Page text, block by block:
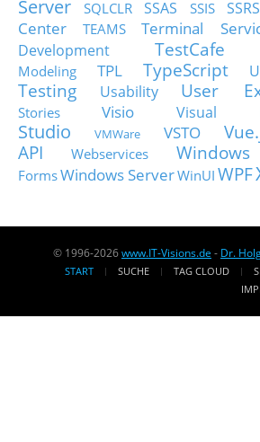
Server
SQLCLR SSAS SSIS SSRS
Center
TEAMS Terminal
Development
TestCafe
Modeling
TPL TypeScript
Testing
Usability User
Stories
Visio Visual
Studio
VMWare VSTO
API
Webservices
FormsWindows ServerWinUI WPF
© 1996-2026www.IT-Visions.de - Dr.
START SUCHE TAG CLOUD